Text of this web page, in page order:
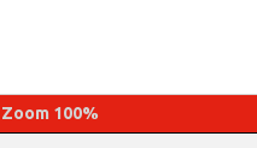
Zoom 100%